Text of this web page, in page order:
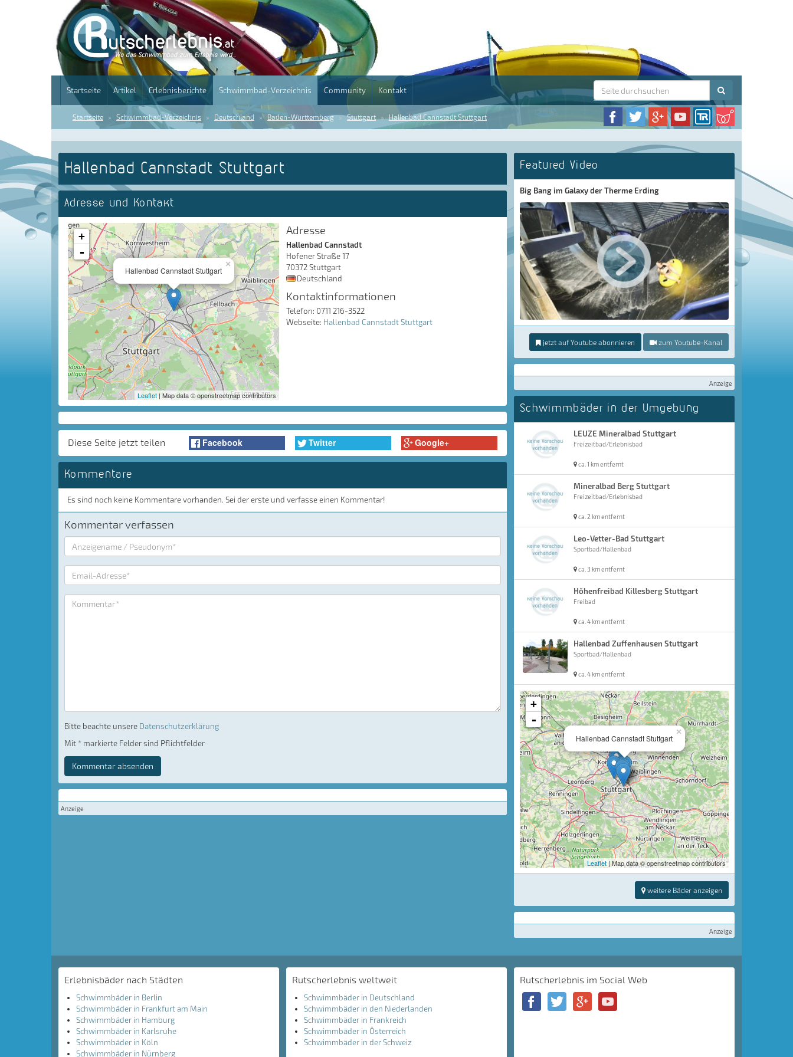
Startseite Artikel Erlebnisberichte Schwimmbad-Verzeichnis Community Kontakt
Startseite Schwimmbad-Verzeichnis Deutschland Baden-Württemberg Stuttgart Hallenbad Cannstadt Stuttgart
Hallenbad Cannstadt Stuttgart
Adresse und Kontakt
×
Hallenbad Cannstadt Stuttgart
+
-
Leaflet | Map data © openstreetmap contributors
Adresse
Hallenbad Cannstadt
Hofener Straße 17
70372 Stuttgart
Deutschland
Kontaktinformationen
Telefon: 0711 216-3522
Webseite: Hallenbad Cannstadt Stuttgart
Diese Seite jetzt teilen Facebook Twitter Google+
Kommentare
Es sind noch keine Kommentare vorhanden. Sei der erste und verfasse einen Kommentar!
Kommentar verfassen
Bitte beachte unsere Datenschutzerklärung
Mit * markierte Felder sind Pflichtfelder
Kommentar absenden
Anzeige
Featured Video
Big Bang im Galaxy der Therme Erding
jetzt auf Youtube abonnieren zum Youtube-Kanal
Anzeige
Schwimmbäder in der Umgebung
LEUZE Mineralbad Stuttgart
Freizeitbad/Erlebnisbad
ca. 1 km entfernt
Mineralbad Berg Stuttgart
Freizeitbad/Erlebnisbad
ca. 2 km entfernt
Leo-Vetter-Bad Stuttgart
Sportbad/Hallenbad
ca. 3 km entfernt
Höhenfreibad Killesberg Stuttgart
Freibad
ca. 4 km entfernt
Hallenbad Zuffenhausen Stuttgart
Sportbad/Hallenbad
ca. 4 km entfernt
×
Hallenbad Cannstadt Stuttgart
+
-
Leaflet | Map data © openstreetmap contributors
weitere Bäder anzeigen
Anzeige
Erlebnisbäder nach Städten
Schwimmbäder in Berlin
Schwimmbäder in Frankfurt am Main
Schwimmbäder in Hamburg
Schwimmbäder in Karlsruhe
Schwimmbäder in Köln
Schwimmbäder in Nürnberg
Rutscherlebnis weltweit
Schwimmbäder in Deutschland
Schwimmbäder in den Niederlanden
Schwimmbäder in Frankreich
Schwimmbäder in Österreich
Schwimmbäder in der Schweiz
Rutscherlebnis im Social Web